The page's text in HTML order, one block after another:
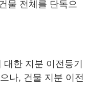
물 전체를 단독으
한 지분 이전등기
나, 건물 지분 이전